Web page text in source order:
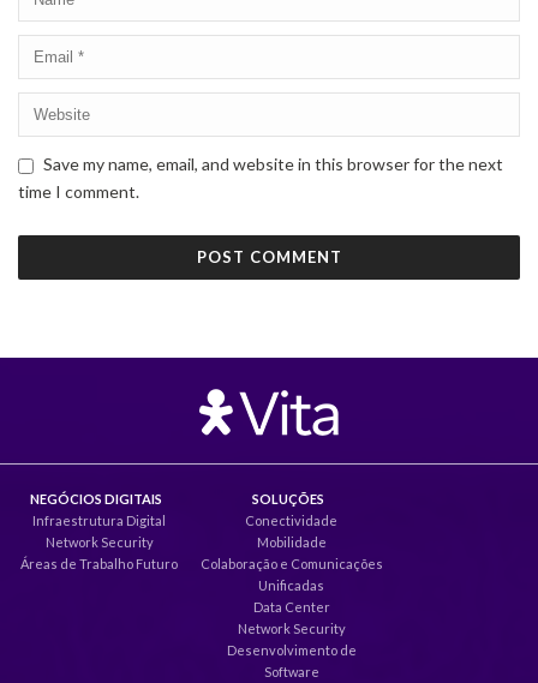
Save my name, email, and website in this browser for the next
time I comment.
NEGÓCIOS DIGITAIS
Infraestrutura Digital
Network Security
Áreas de Trabalho Futuro
SOLUÇÕES
Conectividade
Mobilidade
Colaboração e Comunicações
Unificadas
Data Center
Network Security
Desenvolvimento de
Software